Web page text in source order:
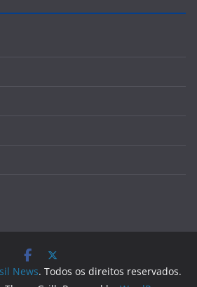
News. Todos os direitos reservados.